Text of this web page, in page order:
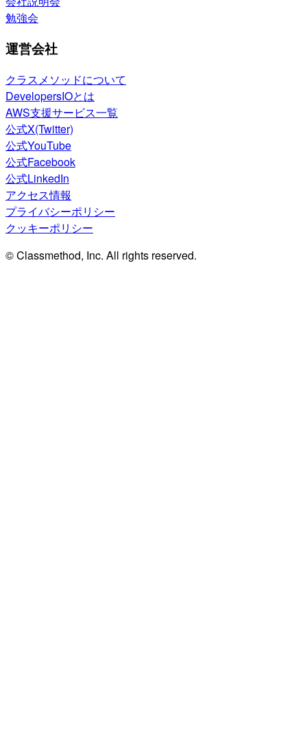
勉強会
運営会社
クラスメソッドについて
DevelopersIOとは
AWS支援サービス一覧
公式X(Twitter)
公式YouTube
公式Facebook
公式LinkedIn
アクセス情報
プライバシーポリシー
クッキーポリシー
© Classmethod, Inc. All rights reserved.